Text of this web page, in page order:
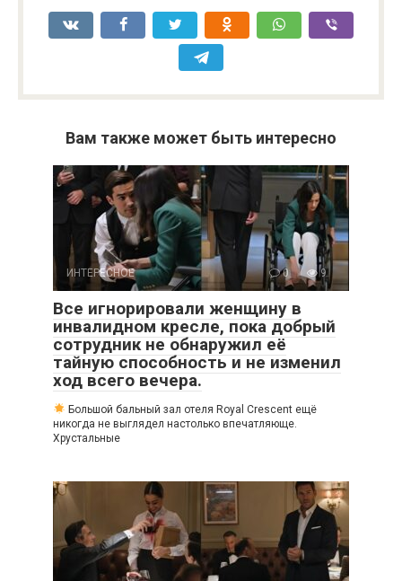
Вам также может быть интересно
ИНТЕРЕСНОЕ 0 9
Все игнорировали женщину в
инвалидном кресле, пока добрый
сотрудник не обнаружил её
тайную способность и не изменил
ход всего вечера.
Большой бальный зал отеля Royal Crescent ещё
никогда не выглядел настолько впечатляюще.
Хрустальные